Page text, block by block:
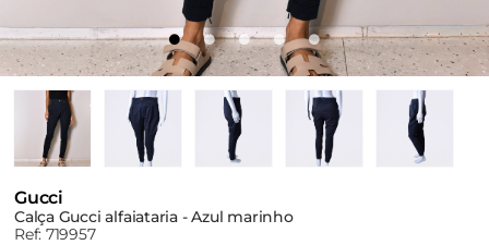
Gucci
Calça Gucci alfaiataria - Azul marinho
Ref: 719957